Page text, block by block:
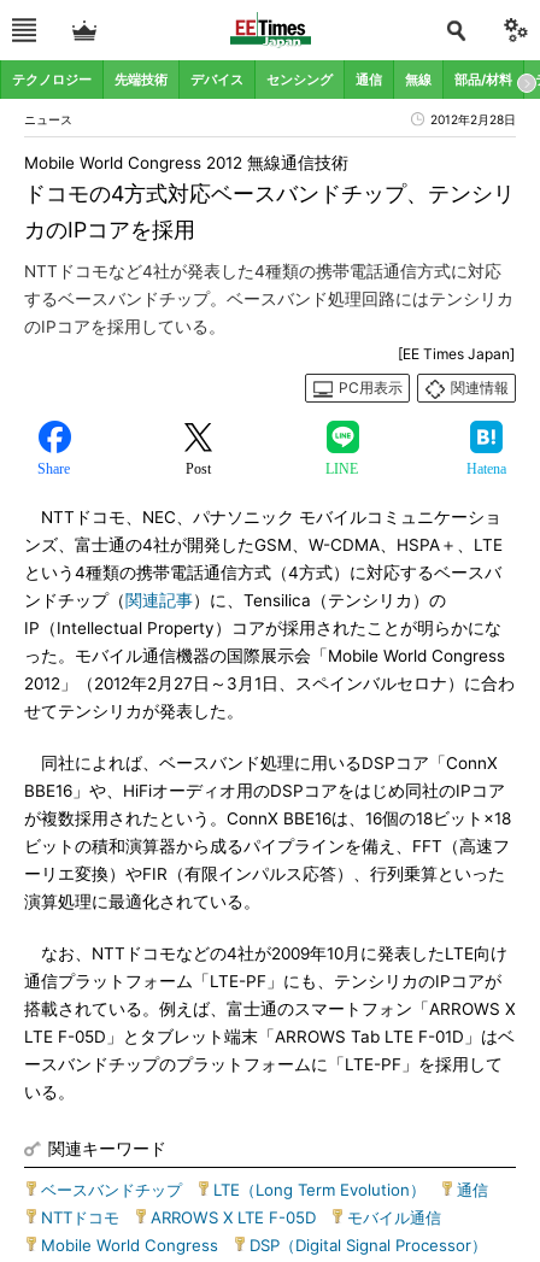
テクノロジー 先端技術 デバイス センシング 通信 無線 部品/材料
ニュース 2012年2月28日
ドコモの4方式対応ベースバンドチップ、テンシリ
カのIPコアを採用
Mobile World Congress 2012 無線通信技術
NTTドコモなど4社が発表した4種類の携帯電話通信方式に対応
するベースバンドチップ。ベースバンド処理回路にはテンシリカ
のIPコアを採用している。
[EE Times Japan]
PC用表示
関連情報
Share Post LINE Hatena
NTTドコモ、NEC、パナソニック モバイルコミュニケーショ
ンズ、富士通の4社が開発したGSM、W-CDMA、HSPA＋、LTE
という4種類の携帯電話通信方式（4方式）に対応するベースバ
ンドチップ（関連記事）に、Tensilica（テンシリカ）の
IP（Intellectual Property）コアが採用されたことが明らかにな
った。モバイル通信機器の国際展示会「Mobile World Congress
2012」（2012年2月27日～3月1日、スペインバルセロナ）に合わ
せてテンシリカが発表した。
同社によれば、ベースバンド処理に用いるDSPコア「ConnX
BBE16」や、HiFiオーディオ用のDSPコアをはじめ同社のIPコア
が複数採用されたという。ConnX BBE16は、16個の18ビット×18
ビットの積和演算器から成るパイプラインを備え、FFT（高速フ
ーリエ変換）やFIR（有限インパルス応答）、行列乗算といった
演算処理に最適化されている。
なお、NTTドコモなどの4社が2009年10月に発表したLTE向け
通信プラットフォーム「LTE-PF」にも、テンシリカのIPコアが
搭載されている。例えば、富士通のスマートフォン「ARROWS X
LTE F-05D」とタブレット端末「ARROWS Tab LTE F-01D」はベ
ースバンドチップのプラットフォームに「LTE-PF」を採用して
いる。
関連キーワード
ベースバンドチップ| LTE（Long Term Evolution） 通信
NTTドコモ
ARROWS X LTE F-05D モバイル通信
Mobile World Congress
DSP（Digital Signal Processor）